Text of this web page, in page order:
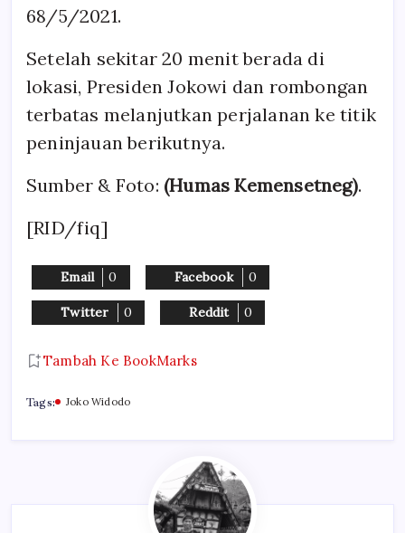
68/5/2021.
Setelah sekitar 20 menit berada di
lokasi, Presiden Jokowi dan rombongan
terbatas melanjutkan perjalanan ke titik
peninjauan berikutnya.
Sumber & Foto: (Humas Kemensetneg).
[RID/fiq]
Email 0 Facebook 0
Twitter 0 Reddit 0
Tambah Ke BookMarks
Tags: Joko Widodo